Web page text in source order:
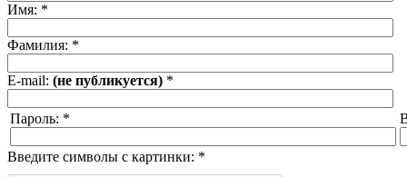
Имя: *
Фамилия: *
E-mail: (не публикуется) *
Пароль: *
Введите символы с картинки: *